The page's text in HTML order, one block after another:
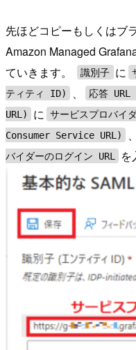
先ほどコピーもしくはブ
Amazon Managed
ていきます。
識別子 に
ティティ ID)
応答
URL)
に
サービスプロバ
Consumer Service URL)
バイダーのログイン URL
を